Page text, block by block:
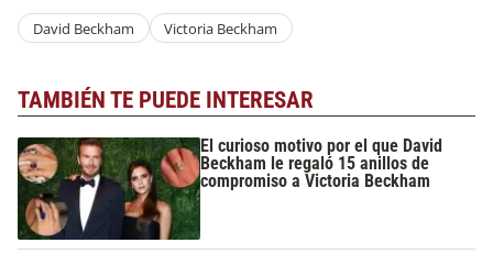
David Beckham Victoria Beckham
TAMBIÉN TE PUEDE INTERESAR
El curioso motivo por el que David
Beckham le regaló 15 anillos de
compromiso a Victoria Beckham